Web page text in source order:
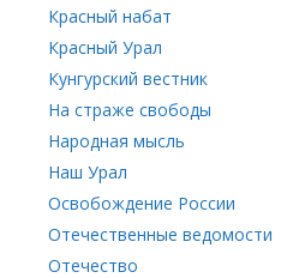
Красный набат
Красный Урал
Кунгурский вестник
На страже свободы
Народная мысль
Наш Урал
Освобождение России
Отечественные ведомости
Отечество